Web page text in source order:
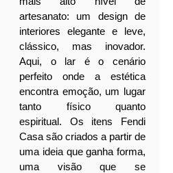
artesanato: um design de
interiores elegante e leve,
clássico, mas inovador.
Aqui, o lar é o cenário
perfeito onde a estética
encontra emoção, um lugar
tanto físico quanto
espiritual.
Os itens Fendi
Casa são criados a partir de
uma ideia que ganha forma,
uma visão que se